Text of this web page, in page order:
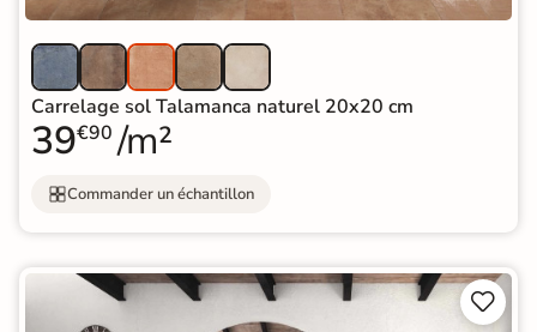
Carrelage sol Talamanca naturel 20x20 cm
39€90 /m²
Commander un échantillon

